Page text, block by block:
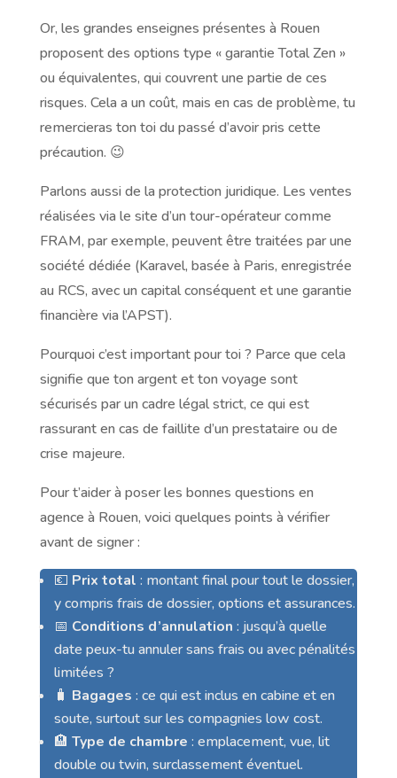
Or, les grandes enseignes présentes à Rouen
proposent des options type « garantie Total Zen »
ou équivalentes, qui couvrent une partie de ces
risques. Cela a un coût, mais en cas de problème, tu
remercieras ton toi du passé d’avoir pris cette
précaution. 😉
Parlons aussi de la protection juridique. Les ventes
réalisées via le site d’un tour-opérateur comme
FRAM, par exemple, peuvent être traitées par une
société dédiée (Karavel, basée à Paris, enregistrée
au RCS, avec un capital conséquent et une garantie
financière via l’APST).
Pourquoi c’est important pour toi ? Parce que cela
signifie que ton argent et ton voyage sont
sécurisés par un cadre légal strict, ce qui est
rassurant en cas de faillite d’un prestataire ou de
crise majeure.
Pour t’aider à poser les bonnes questions en
agence à Rouen, voici quelques points à vérifier
avant de signer :
💶 Prix total : montant final pour tout le dossier,
y compris frais de dossier, options et assurances.
📅 Conditions d’annulation : jusqu’à quelle
date peux-tu annuler sans frais ou avec pénalités
limitées ?
🧳 Bagages : ce qui est inclus en cabine et en
soute, surtout sur les compagnies low cost.
🏨 Type de chambre : emplacement, vue, lit
double ou twin, surclassement éventuel.